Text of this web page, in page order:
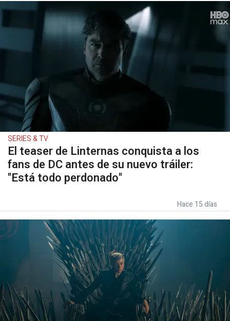
SERIES & TV
El teaser de Linternas conquista a los
fans de DC antes de su nuevo tráiler:
"Está todo perdonado"
Hace 15 días